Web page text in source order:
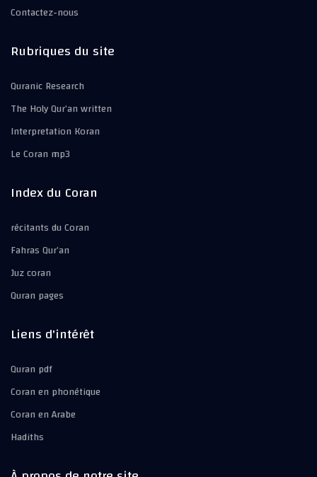
Contactez-nous
Rubriques du site
Quranic Research
The Holy Qur’an written
Interpretation Koran
Le Coran mp3
Index du Coran
récitants du Coran
Fahras Qur’an
Juz coran
Quran pages
Liens d'intérêt
Quran pdf
Coran en phonétique
Coran en Arabe
Hadiths